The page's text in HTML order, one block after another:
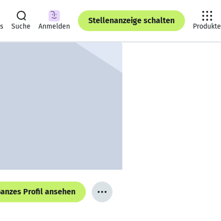
Suche Anmelden
Stellenanzeige schalten
Produkte
Profil ansehen